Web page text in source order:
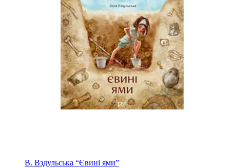
В. Вздульська “Євині ями”